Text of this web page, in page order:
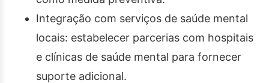
Integração com serviços de saúde mental
locais: estabelecer parcerias com hospitais
e clínicas de saúde mental para fornecer
suporte adicional.